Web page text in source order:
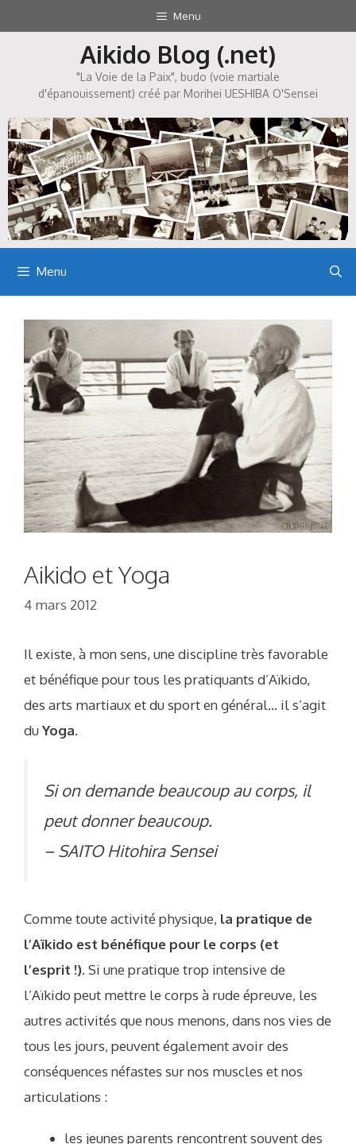
au
Menu
Aikido Blog (.net)
"La Voie de la Paix", budo (voie martiale
d'épanouissement) créé par Morihei UESHIBA O'Sensei
Menu
Aikido et Yoga
4 mars 2012
Il existe, à mon sens, une discipline très favorable
et bénéfique pour tous les pratiquants d’Aïkido,
des arts martiaux et du sport en général… il s’agit
duYoga.
Si on demande beaucoup au corps, il
peut donner beaucoup.
– SAITO Hitohira Sensei
Comme toute activité physique, la pratique de
l’Aïkido est bénéfique pour le corps (et
l’esprit !). Si une pratique trop intensive de
l’Aïkido peut mettre le corps à rude épreuve, les
autres activités que nous menons, dans nos vies de
tous les jours, peuvent également avoir des
conséquences néfastes sur nos muscles et nos
articulations :
les jeunes parents rencontrent souvent des